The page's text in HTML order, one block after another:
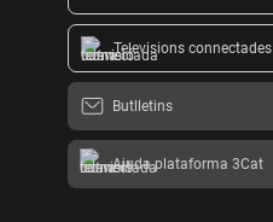
Televisions connectades
Butlletins
Ajuda plataforma 3Cat